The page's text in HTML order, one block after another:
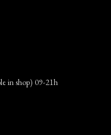
in shop) 09-21h